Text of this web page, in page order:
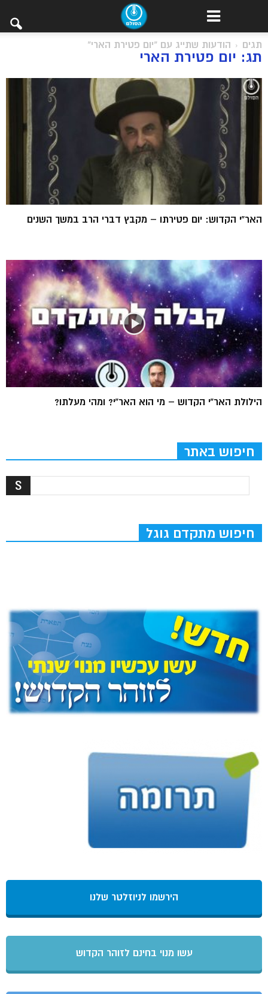
תגים הודעות שתייג עם "יום פטירת הארי"
תג: יום פטירת הארי
האר”י הקדוש: יום פטירתו – מקבץ דברי הרב במשך השנים
הילולת האר”י הקדוש – מי הוא האר”י? ומהי מעלתו?
חיפוש באתר
חיפוש מתקדם גוגל
הירשמו לניוזלטר שלנו
עשו מנוי בחינם לזוהר הקדוש